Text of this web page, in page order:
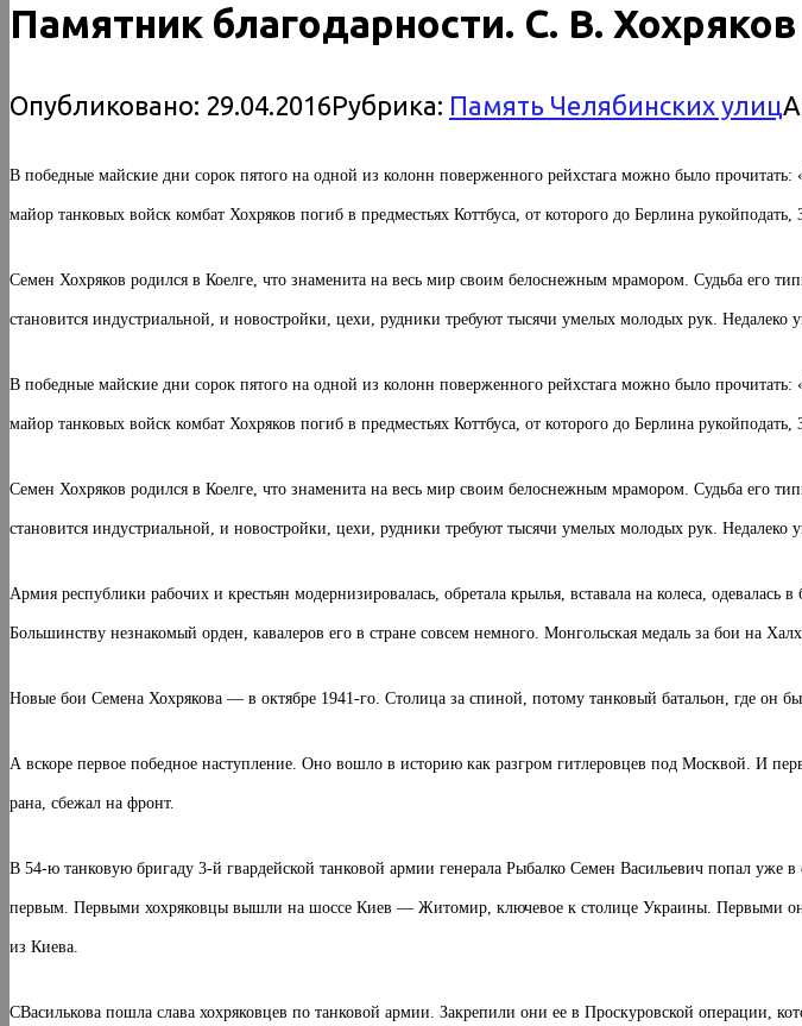
Памятник благодарности. С. В. Хохряков
Опубликовано: 29.04.2016Рубрика: Память Челябинских улиц
В победные майские дни сорок пятого на одной из колонн поверженного рейхстага можно было
майор танковых войск комбат Хохряков погиб в предместьях Коттбуса, от которого до Берлина рукойподать,
Семен Хохряков родился в Коелге, что знаменита на весь мир своим белоснежным мрамором. Судьба
становится индустриальной, и новостройки, цехи, рудники требуют тысячи умелых молодых рук. Недалеко
В победные майские дни сорок пятого на одной из колонн поверженного рейхстага можно было
майор танковых войск комбат Хохряков погиб в предместьях Коттбуса, от которого до Берлина рукойподать,
Семен Хохряков родился в Коелге, что знаменита на весь мир своим белоснежным мрамором. Судьба
становится индустриальной, и новостройки, цехи, рудники требуют тысячи умелых молодых рук. Недалеко
Армия республики рабочих и крестьян модернизиро­валась, обретала крылья, вставала на колеса,
Большинству незнакомый орден, кавалеров его в стране совсем немного. Монгольская медаль за бои на
Новые бои Семена Хохрякова — в октябре 1941-го. Столица за спиной, потому танковый батальон, где он
А вскоре первое победное наступление. Оно вошло в историю как разгром гитлеровцев под Москвой. И
рана, сбежал на фронт.
В 54-ю танковую бригаду 3-й гвардейской танковой армии генерала Рыбалко Семен Васильевич попал уже
первым. Первыми хохряковцы вышли на шоссе Киев — Житомир, ключевое к столице Украины. Первыми
из Киева.
СВасилькова пошла слава хохряковцев по танковой армии. Закрепили они ее в Проскуровской операции,